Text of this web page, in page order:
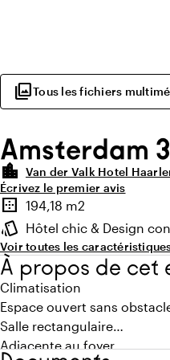
photo_libraryTous les fichiers
Amsterdam 3
location_city Van der Valk Hotel
Écrivez le premier avis
Points forts
border_outer
Superficie
194,18 m2
style
Ambiance
Hôtel chic & Design
Voir toutes les
À propos de cet
Climatisation
Espace ouvert sans
Salle rectangulaire
Adjacente au foyer